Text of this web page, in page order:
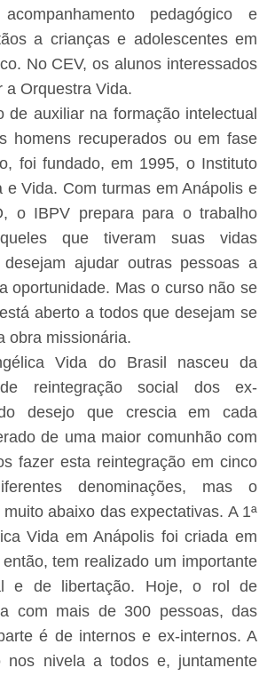
pedagógico e
a crianças e adolescentes em
No CEV, os alunos interessados
a Orquestra Vida.
de auxiliar na formação intelectual
homens recuperados ou em fase
foi fundado, em 1995, o Instituto
e Vida. Com turmas em Anápolis e
o IBPV prepara para o trabalho
que tiveram suas vidas
desejam ajudar outras pessoas a
oportunidade. Mas o curso não se
aberto a todos que desejam se
obra missionária.
Vida do Brasil nasceu da
de reintegração social dos ex-
desejo que crescia em cada
de uma maior comunhão com
fazer esta reintegração em cinco
denominações, mas o
abaixo das expectativas. A 1ª
Vida em Anápolis foi criada em
tem realizado um importante
e de libertação. Hoje, o rol de
com mais de 300 pessoas, das
é de internos e ex-internos. A
nos nivela a todos e, juntamente